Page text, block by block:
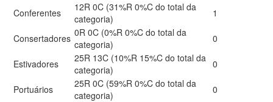
Conferentes
12R 0C (31%R 0%C do total da
categoria)
1
Consertadores 0R 0C (0%R 0%C do total da
categoria)
0
Estivadores
25R 13C (10%R 15%C do total da
categoria)
0
Portuários
25R 0C (59%R 0%C do total da
categoria)
0